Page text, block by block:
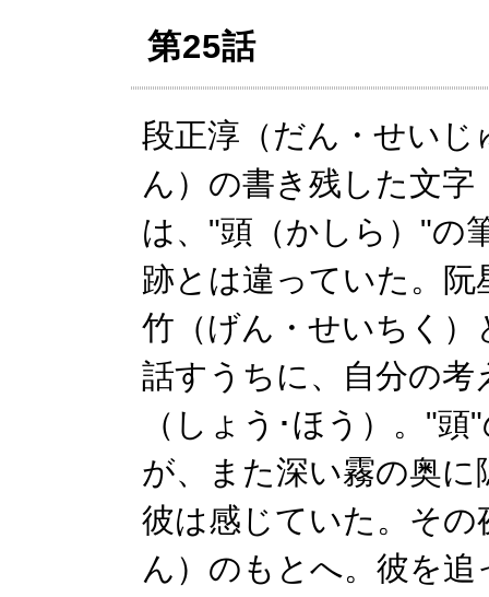
第25話
段正淳（だん・せいじ
ん）の書き残した文字
は、"頭（かしら）"の
跡とは違っていた。阮
竹（げん・せいちく）
話すうちに、自分の
（しょう･ほう）。"
が、また深い霧の奥
彼は感じていた。そ
ん）のもとへ。彼を